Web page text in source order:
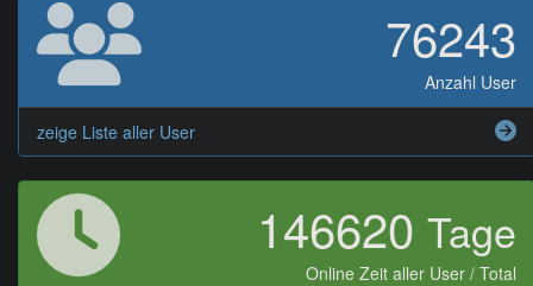
76243
Anzahl User
zeige Liste aller User
146620 Tage
Online Zeit aller User / Total